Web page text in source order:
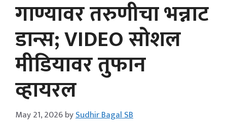
गाण्यावर तरुणीचा भन्नाट
डान्स; VIDEO सोशल
मीडियावर तुफान
व्हायरल
May 21, 2026bySudhir Bagal SB